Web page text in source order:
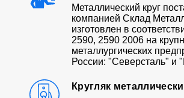
Металлический круг
компанией Склад
изготовлен в
2590, 2590 2006 на
металлургических
России: "Северсталь" и
Кругляк